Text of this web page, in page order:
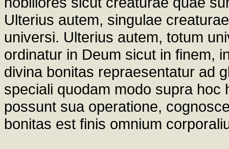
Ulterius autem, singulae
universi. Ulterius autem, totum
ordinatur in Deum sicut in finem,
divina bonitas repraesentatur ad
speciali quodam modo supra hoc
possunt sua operatione,
bonitas est finis omnium